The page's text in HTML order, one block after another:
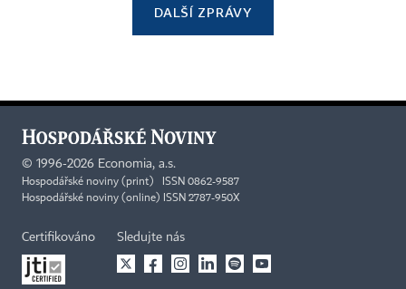
DALŠÍ ZPRÁVY
© 1996-2026 Economia, a.s.
Hospodářské noviny (print) ISSN 0862-9587
Hospodářské noviny (online) ISSN 2787-950X
Certifikováno Sledujte nás